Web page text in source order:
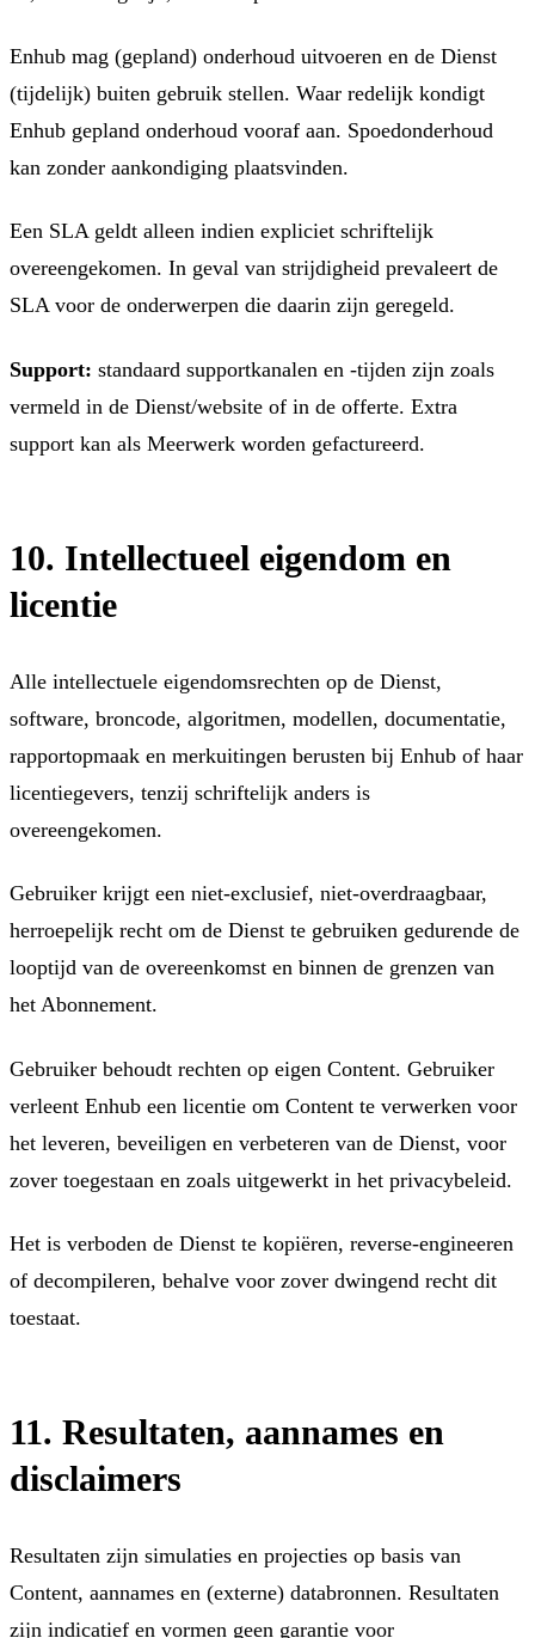
Enhub mag (gepland) onderhoud uitvoeren en de Dienst
(tijdelijk) buiten gebruik stellen. Waar redelijk kondigt
Enhub gepland onderhoud vooraf aan. Spoedonderhoud
kan zonder aankondiging plaatsvinden.
Een SLA geldt alleen indien expliciet schriftelijk
overeengekomen. In geval van strijdigheid prevaleert de
SLA voor de onderwerpen die daarin zijn geregeld.
Support: standaard supportkanalen en -tijden zijn zoals
vermeld in de Dienst/website of in de offerte. Extra
support kan als Meerwerk worden gefactureerd.
10. Intellectueel eigendom en
licentie
Alle intellectuele eigendomsrechten op de Dienst,
software, broncode, algoritmen, modellen, documentatie,
rapportopmaak en merkuitingen berusten bij Enhub of haar
licentiegevers, tenzij schriftelijk anders is
overeengekomen.
Gebruiker krijgt een niet-exclusief, niet-overdraagbaar,
herroepelijk recht om de Dienst te gebruiken gedurende de
looptijd van de overeenkomst en binnen de grenzen van
het Abonnement.
Gebruiker behoudt rechten op eigen Content. Gebruiker
verleent Enhub een licentie om Content te verwerken voor
het leveren, beveiligen en verbeteren van de Dienst, voor
zover toegestaan en zoals uitgewerkt in het privacybeleid.
Het is verboden de Dienst te kopiëren, reverse-engineeren
of decompileren, behalve voor zover dwingend recht dit
toestaat.
11. Resultaten, aannames en
disclaimers
Resultaten zijn simulaties en projecties op basis van
Content, aannames en (externe) databronnen. Resultaten
zijn indicatief en vormen geen garantie voor